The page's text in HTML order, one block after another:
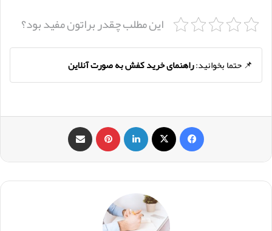
این مطلب چقدر براتون مفید بود؟
📌 حتما بخوانید:راهنمای خرید کفش به صورت آنلاین
‫پین‌ترست